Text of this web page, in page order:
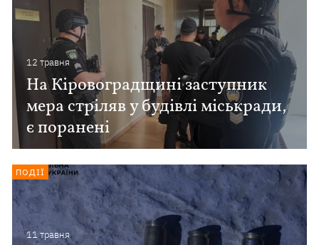
12 травня
На Кіровоградщині заступник
мера стріляв у будівлі міськради,
є поранені
11 травня
ПОДІЇ